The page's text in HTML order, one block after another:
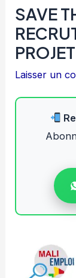
SAVE
Laisser un